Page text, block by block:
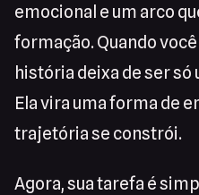
emocional e um arco
formação. Quando
história deixa de ser só
Ela vira uma forma de
trajetória se constrói.
Agora, sua tarefa é